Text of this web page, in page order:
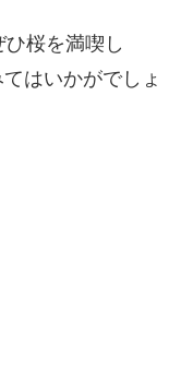
桜を満喫し
はいかがでしょ